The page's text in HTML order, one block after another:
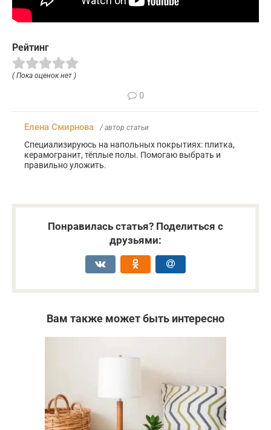
Рейтинг
( Пока оценок нет )
0
Елена Смирнова / автор статьи
Специализируюсь на напольных покрытиях: плитка,
керамогранит, тёплые полы. Помогаю выбрать и
правильно уложить.
Понравилась статья? Поделиться с
друзьями:
Вам также может быть интересно